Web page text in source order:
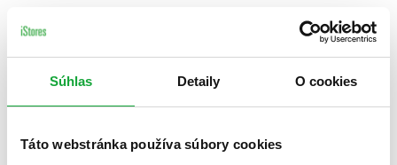
Súhlas Detaily O cookies
Táto webstránka používa súbory cookies